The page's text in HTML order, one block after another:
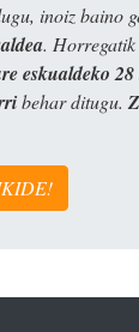
inoiz baino
.
eskualdeko
behar ditugu.